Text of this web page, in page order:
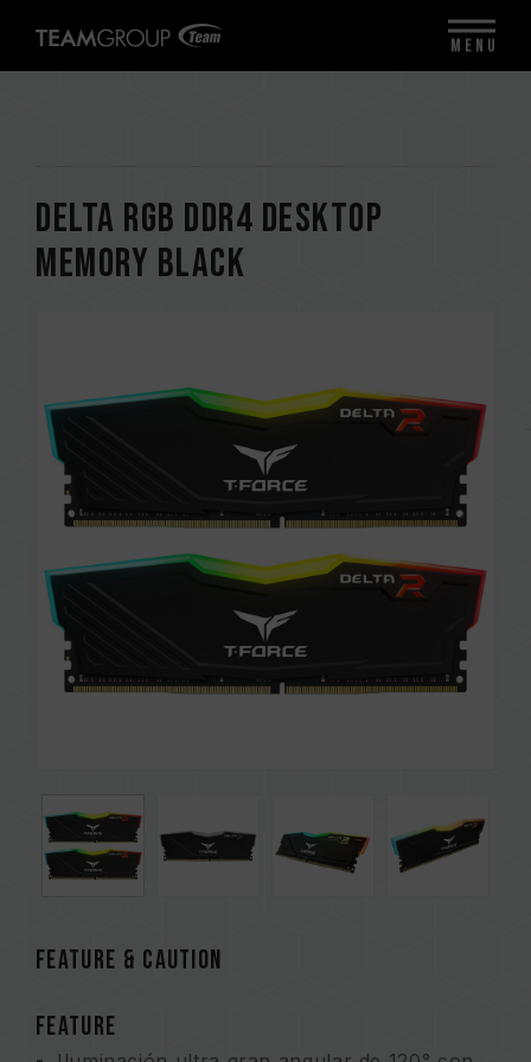
DELTA RGB DDR4 DESKTOP
MEMORY BLACK
FEATURE & CAUTION
FEATURE
MENU